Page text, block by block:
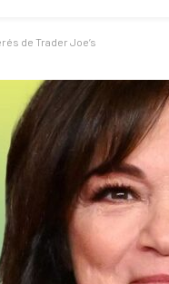
de Trader Joe’s